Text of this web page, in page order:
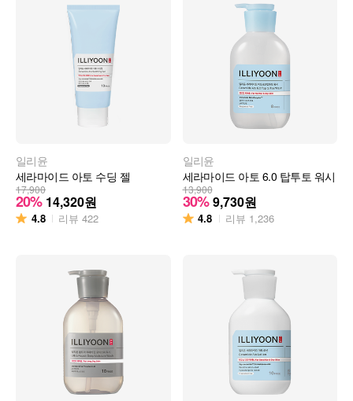
일리윤
세라마이드 아토 수딩 젤
17,900
20% 14,320원
4.8 리뷰 422
일리윤
세라마이드 아토 6.0 탑투토 워시
13,900
30% 9,730원
4.8 리뷰 1,236